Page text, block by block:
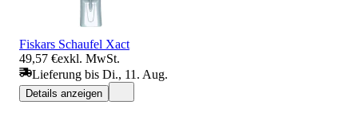
Fiskars Schaufel Xact
49,57 €exkl. MwSt.
Lieferung bis Di., 11. Aug.
Details anzeigen